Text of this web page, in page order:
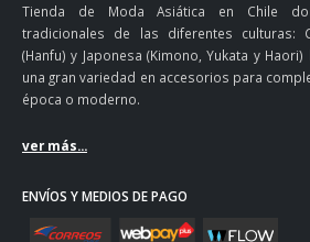
Tienda de Moda Asiática en Chile
tradicionales de las diferentes culturas:
(Hanfu) y Japonesa (Kimono, Yukata y
una gran variedad en accesorios para
época o moderno.
ver más...
ENVÍOS Y MEDIOS DE PAGO